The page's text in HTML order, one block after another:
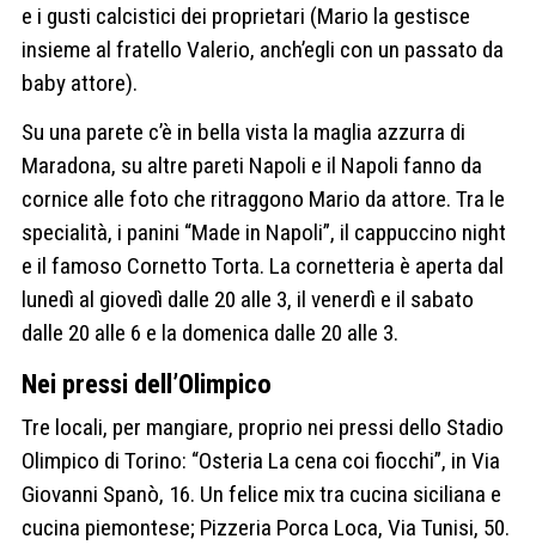
e i gusti calcistici dei proprietari (Mario la gestisce
insieme al fratello Valerio, anch’egli con un passato da
baby attore).
Su una parete c’è in bella vista la maglia azzurra di
Maradona, su altre pareti Napoli e il Napoli fanno da
cornice alle foto che ritraggono Mario da attore. Tra le
specialità, i panini “Made in Napoli”, il cappuccino night
e il famoso Cornetto Torta. La cornetteria è aperta dal
lunedì al giovedì dalle 20 alle 3, il venerdì e il sabato
dalle 20 alle 6 e la domenica dalle 20 alle 3.
Nei pressi dell’Olimpico
Tre locali, per mangiare, proprio nei pressi dello Stadio
Olimpico di Torino: “Osteria La cena coi fiocchi”, in Via
Giovanni Spanò, 16. Un felice mix tra cucina siciliana e
cucina piemontese; Pizzeria Porca Loca, Via Tunisi, 50.